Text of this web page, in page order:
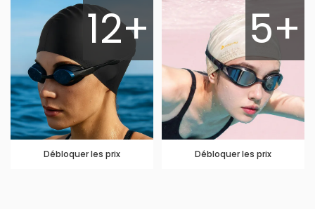
12+
Débloquer les prix
5+
Débloquer les prix